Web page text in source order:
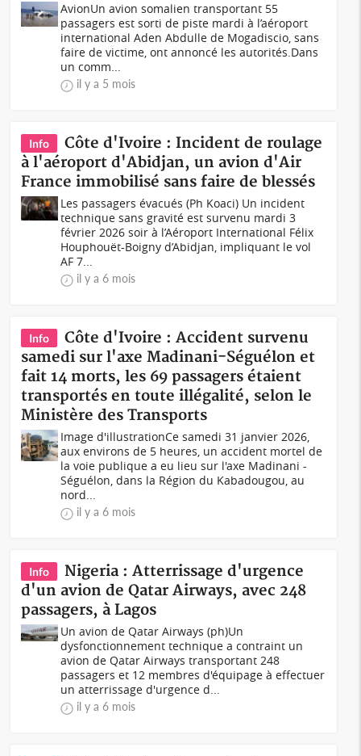
AvionUn avion somalien transportant 55
passagers est sorti de piste mardi à l’aéroport
international Aden Abdulle de Mogadiscio, sans
faire de victime, ont annoncé les autorités.Dans
un comm...
il y a 5 mois
Info
Côte d'Ivoire : Incident de roulage
à l'aéroport d'Abidjan, un avion d'Air
France immobilisé sans faire de blessés
Les passagers évacués (Ph Koaci) Un incident
technique sans gravité est survenu mardi 3
février 2026 soir à l’Aéroport International Félix
Houphouët-Boigny d’Abidjan, impliquant le vol
AF 7...
il y a 6 mois
Info
Côte d'Ivoire : Accident survenu
samedi sur l'axe Madinani-Séguélon et
fait 14 morts, les 69 passagers étaient
transportés en toute illégalité, selon le
Ministère des Transports
Image d'illustrationCe samedi 31 janvier 2026,
aux environs de 5 heures, un accident mortel de
la voie publique a eu lieu sur l'axe Madinani -
Séguélon, dans la Région du Kabadougou, au
nord...
il y a 6 mois
Info
Nigeria : Atterrissage d'urgence
d'un avion de Qatar Airways, avec 248
passagers, à Lagos
Un avion de Qatar Airways (ph)Un
dysfonctionnement technique a contraint un
avion de Qatar Airways transportant 248
passagers et 12 membres d'équipage à effectuer
un atterrissage d'urgence d...
il y a 6 mois